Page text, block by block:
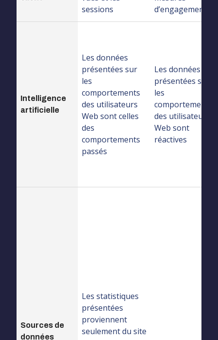
sessions
d’engagement
Intelligence
artificielle
Les données
présentées sur
les
comportements
des utilisateurs
Web sont celles
des
comportements
passés
Les données
présentées sur
les
comportements
des utilisateurs
Web sont
réactives
Sources de
données
Les statistiques
présentées
proviennent
seulement du site